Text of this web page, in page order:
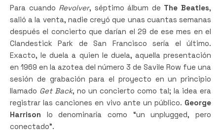
Para cuando Revolver, séptimo álbum de The Beatles,
salió a la venta, nadie creyó que unas cuantas semanas
después el concierto que darían el 29 de ese mes en el
Clandestick Park de San Francisco sería el último.
Exacto, le duela a quien le duela, aquella presentación
en 1969 en la azotea del número 3 de Savile Row fue una
sesión de grabación para el proyecto en un principio
llamado Get Back, no un concierto como tal; la idea era
registrar las canciones en vivo ante un público. George
Harrison lo denominaría como “un unplugged, pero
conectado”.